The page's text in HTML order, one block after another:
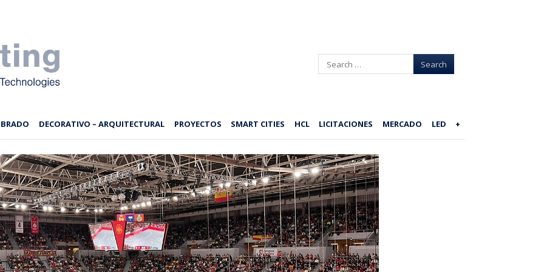
Search
DECORATIVO – ARQUITECTURAL PROYECTOS SMART CITIES HCL LICITACIONES MERCADO LED +